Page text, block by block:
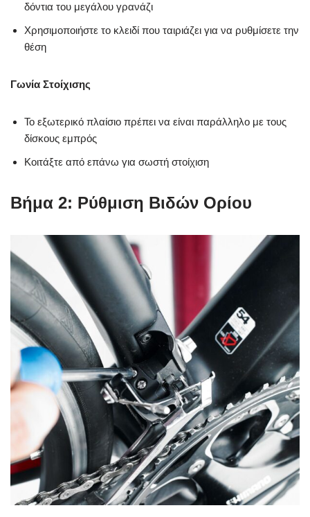
δόντια του μεγάλου γρανάζι
Χρησιμοποιήστε το κλειδί που ταιριάζει για να ρυθμίσετε την
θέση
Γωνία Στοίχισης
Το εξωτερικό πλαίσιο πρέπει να είναι παράλληλο με τους
δίσκους εμπρός
Κοιτάξτε από επάνω για σωστή στοίχιση
Βήμα 2: Ρύθμιση Βιδών Ορίου